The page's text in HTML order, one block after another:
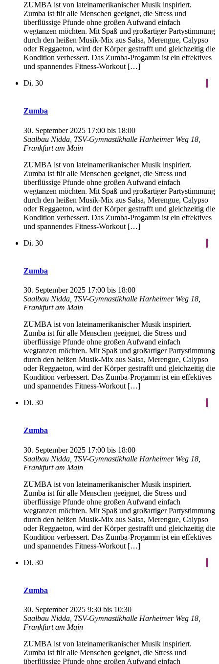
ZUMBA ist von lateinamerikanischer Musik inspiriert.
Zumba ist für alle Menschen geeignet, die Stress und
überflüssige Pfunde ohne großen Aufwand einfach
wegtanzen möchten. Mit Spaß und großartiger Partystimmung
durch den heißen Musik-Mix aus Salsa, Merengue, Calypso
oder Reggaeton, wird der Körper gestrafft und gleichzeitig die
Kondition verbessert. Das Zumba-Progamm ist ein effektives
und spannendes Fitness-Workout […]
Di. 30
Zumba
30. September 2025 17:00 bis 18:00
Saalbau Nidda, TSV-Gymnastikhalle Harheimer Weg 18,
Frankfurt am Main
ZUMBA ist von lateinamerikanischer Musik inspiriert.
Zumba ist für alle Menschen geeignet, die Stress und
überflüssige Pfunde ohne großen Aufwand einfach
wegtanzen möchten. Mit Spaß und großartiger Partystimmung
durch den heißen Musik-Mix aus Salsa, Merengue, Calypso
oder Reggaeton, wird der Körper gestrafft und gleichzeitig die
Kondition verbessert. Das Zumba-Progamm ist ein effektives
und spannendes Fitness-Workout […]
Di. 30
Zumba
30. September 2025 17:00 bis 18:00
Saalbau Nidda, TSV-Gymnastikhalle Harheimer Weg 18,
Frankfurt am Main
ZUMBA ist von lateinamerikanischer Musik inspiriert.
Zumba ist für alle Menschen geeignet, die Stress und
überflüssige Pfunde ohne großen Aufwand einfach
wegtanzen möchten. Mit Spaß und großartiger Partystimmung
durch den heißen Musik-Mix aus Salsa, Merengue, Calypso
oder Reggaeton, wird der Körper gestrafft und gleichzeitig die
Kondition verbessert. Das Zumba-Progamm ist ein effektives
und spannendes Fitness-Workout […]
Di. 30
Zumba
30. September 2025 17:00 bis 18:00
Saalbau Nidda, TSV-Gymnastikhalle Harheimer Weg 18,
Frankfurt am Main
ZUMBA ist von lateinamerikanischer Musik inspiriert.
Zumba ist für alle Menschen geeignet, die Stress und
überflüssige Pfunde ohne großen Aufwand einfach
wegtanzen möchten. Mit Spaß und großartiger Partystimmung
durch den heißen Musik-Mix aus Salsa, Merengue, Calypso
oder Reggaeton, wird der Körper gestrafft und gleichzeitig die
Kondition verbessert. Das Zumba-Progamm ist ein effektives
und spannendes Fitness-Workout […]
Di. 30
Zumba
30. September 2025 9:30 bis 10:30
Saalbau Nidda, TSV-Gymnastikhalle Harheimer Weg 18,
Frankfurt am Main
ZUMBA ist von lateinamerikanischer Musik inspiriert.
Zumba ist für alle Menschen geeignet, die Stress und
überflüssige Pfunde ohne großen Aufwand einfach